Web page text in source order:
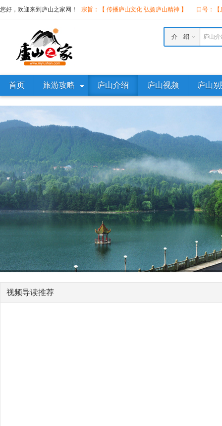
您好，欢迎来到庐山之家网！ 宗旨：【 传播庐山文化 弘扬庐山精神 】 口号：
庐山
介 绍
首页 旅游攻略 庐山介绍 庐山视频 庐山
视频导读推荐